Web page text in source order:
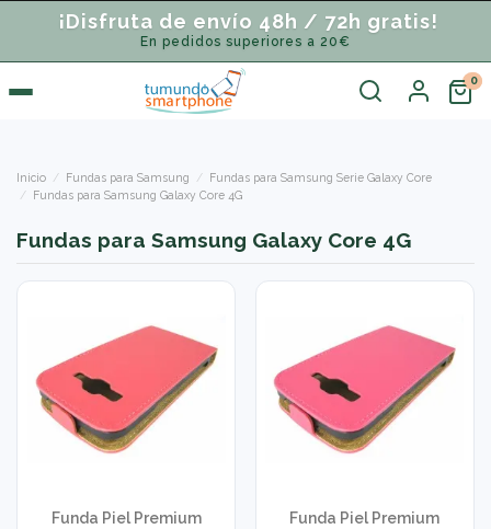
¡Disfruta de envío 48h / 72h gratis!
En pedidos superiores a 20€
Inicio Fundas para Samsung
Fundas para Samsung Serie Galaxy Core
Fundas para Samsung Galaxy Core 4G
Fundas para Samsung Galaxy Core 4G
Funda Piel Premium
Funda Piel Premium